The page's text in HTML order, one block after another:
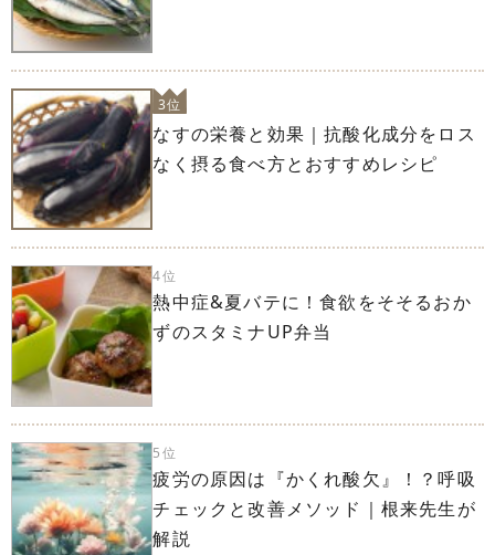
3位
なすの栄養と効果｜抗酸化成分をロス
なく摂る食べ方とおすすめレシピ
4位
熱中症&夏バテに！食欲をそそるおか
ずのスタミナUP弁当
5位
疲労の原因は『かくれ酸欠』！？呼吸
チェックと改善メソッド｜根来先生が
解説